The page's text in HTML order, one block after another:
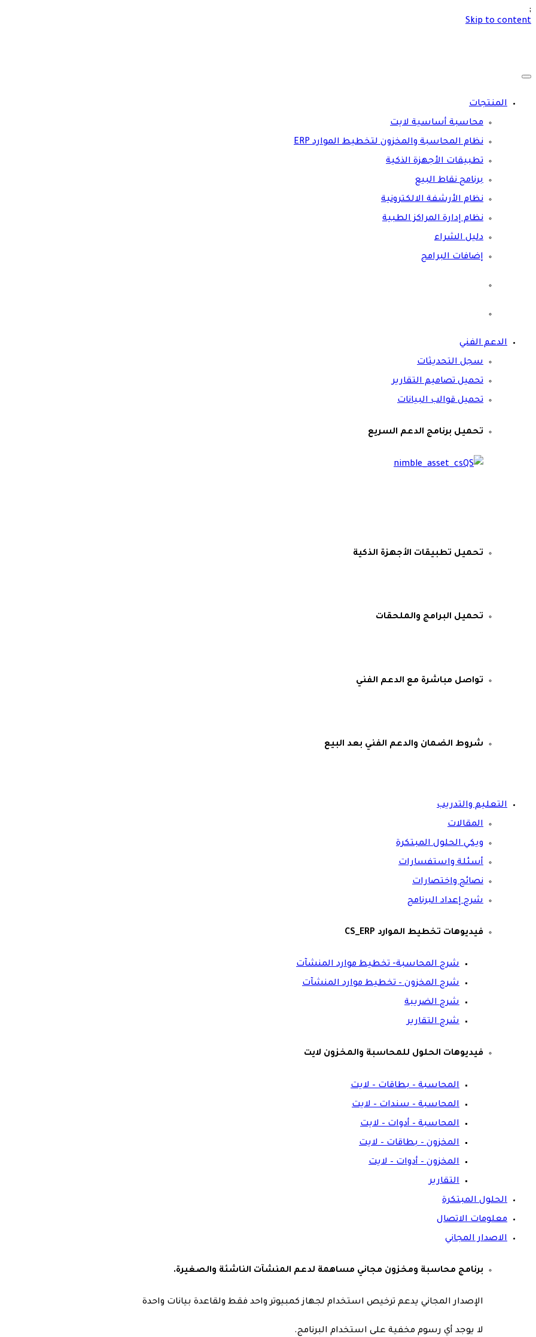
;
Skip to content
المنتجات
محاسبة أساسية لايت
نظام المحاسبة والمخزون لتخطيط الموارد ERP
تطبيقات الأجهزة الذكية
برنامج نقاط البيع
نظام الأرشفة الالكترونية
نظام إدارة المراكز الطبية
دليل الشراء
إضافات البرامج
الدعم الفني
سجل التحديثات
تحميل تصاميم التقارير
تحميل قوالب البيانات
تحميل برنامج الدعم السريع
تحميل تطبيقات الأجهزة الذكية
تحميل البرامج والملحقات
تواصل مباشرة مع الدعم الفني
شروط الضمان والدعم الفني بعد البيع
التعليم والتدريب
المقالات
ويكي الحلول المبتكرة
أسئلة واستفسارات
نصائح واختصارات
شرح إعداد البرنامج
فيديوهات تخطيط الموارد CS_ERP
شرح المحاسبة- تخطيط موارد المنشآت
شرح المخزون – تخطيط موارد المنشآت
شرح الضريبة
شرح التقارير
فيديوهات الحلول للمحاسبة والمخزون لايت
المحاسبة – بطاقات – لايت
المحاسبة – سندات – لايت
المحاسبة – أدوات – لايت
المخزون – بطاقات – لايت
المخزون – أدوات – لايت
التقارير
الحلول المبتكرة
معلومات الاتصال
الاصدار المجاني
برنامج محاسبة ومخزون مجاني مساهمة لدعم المنشآت الناشئة والصغيرة.
الإصدار المجاني يدعم ترخيص استخدام لجهاز كمبيوتر واحد فقط ولقاعدة بيانات واحدة
لا يوجد أي رسوم مخفية على استخدام البرنامج.